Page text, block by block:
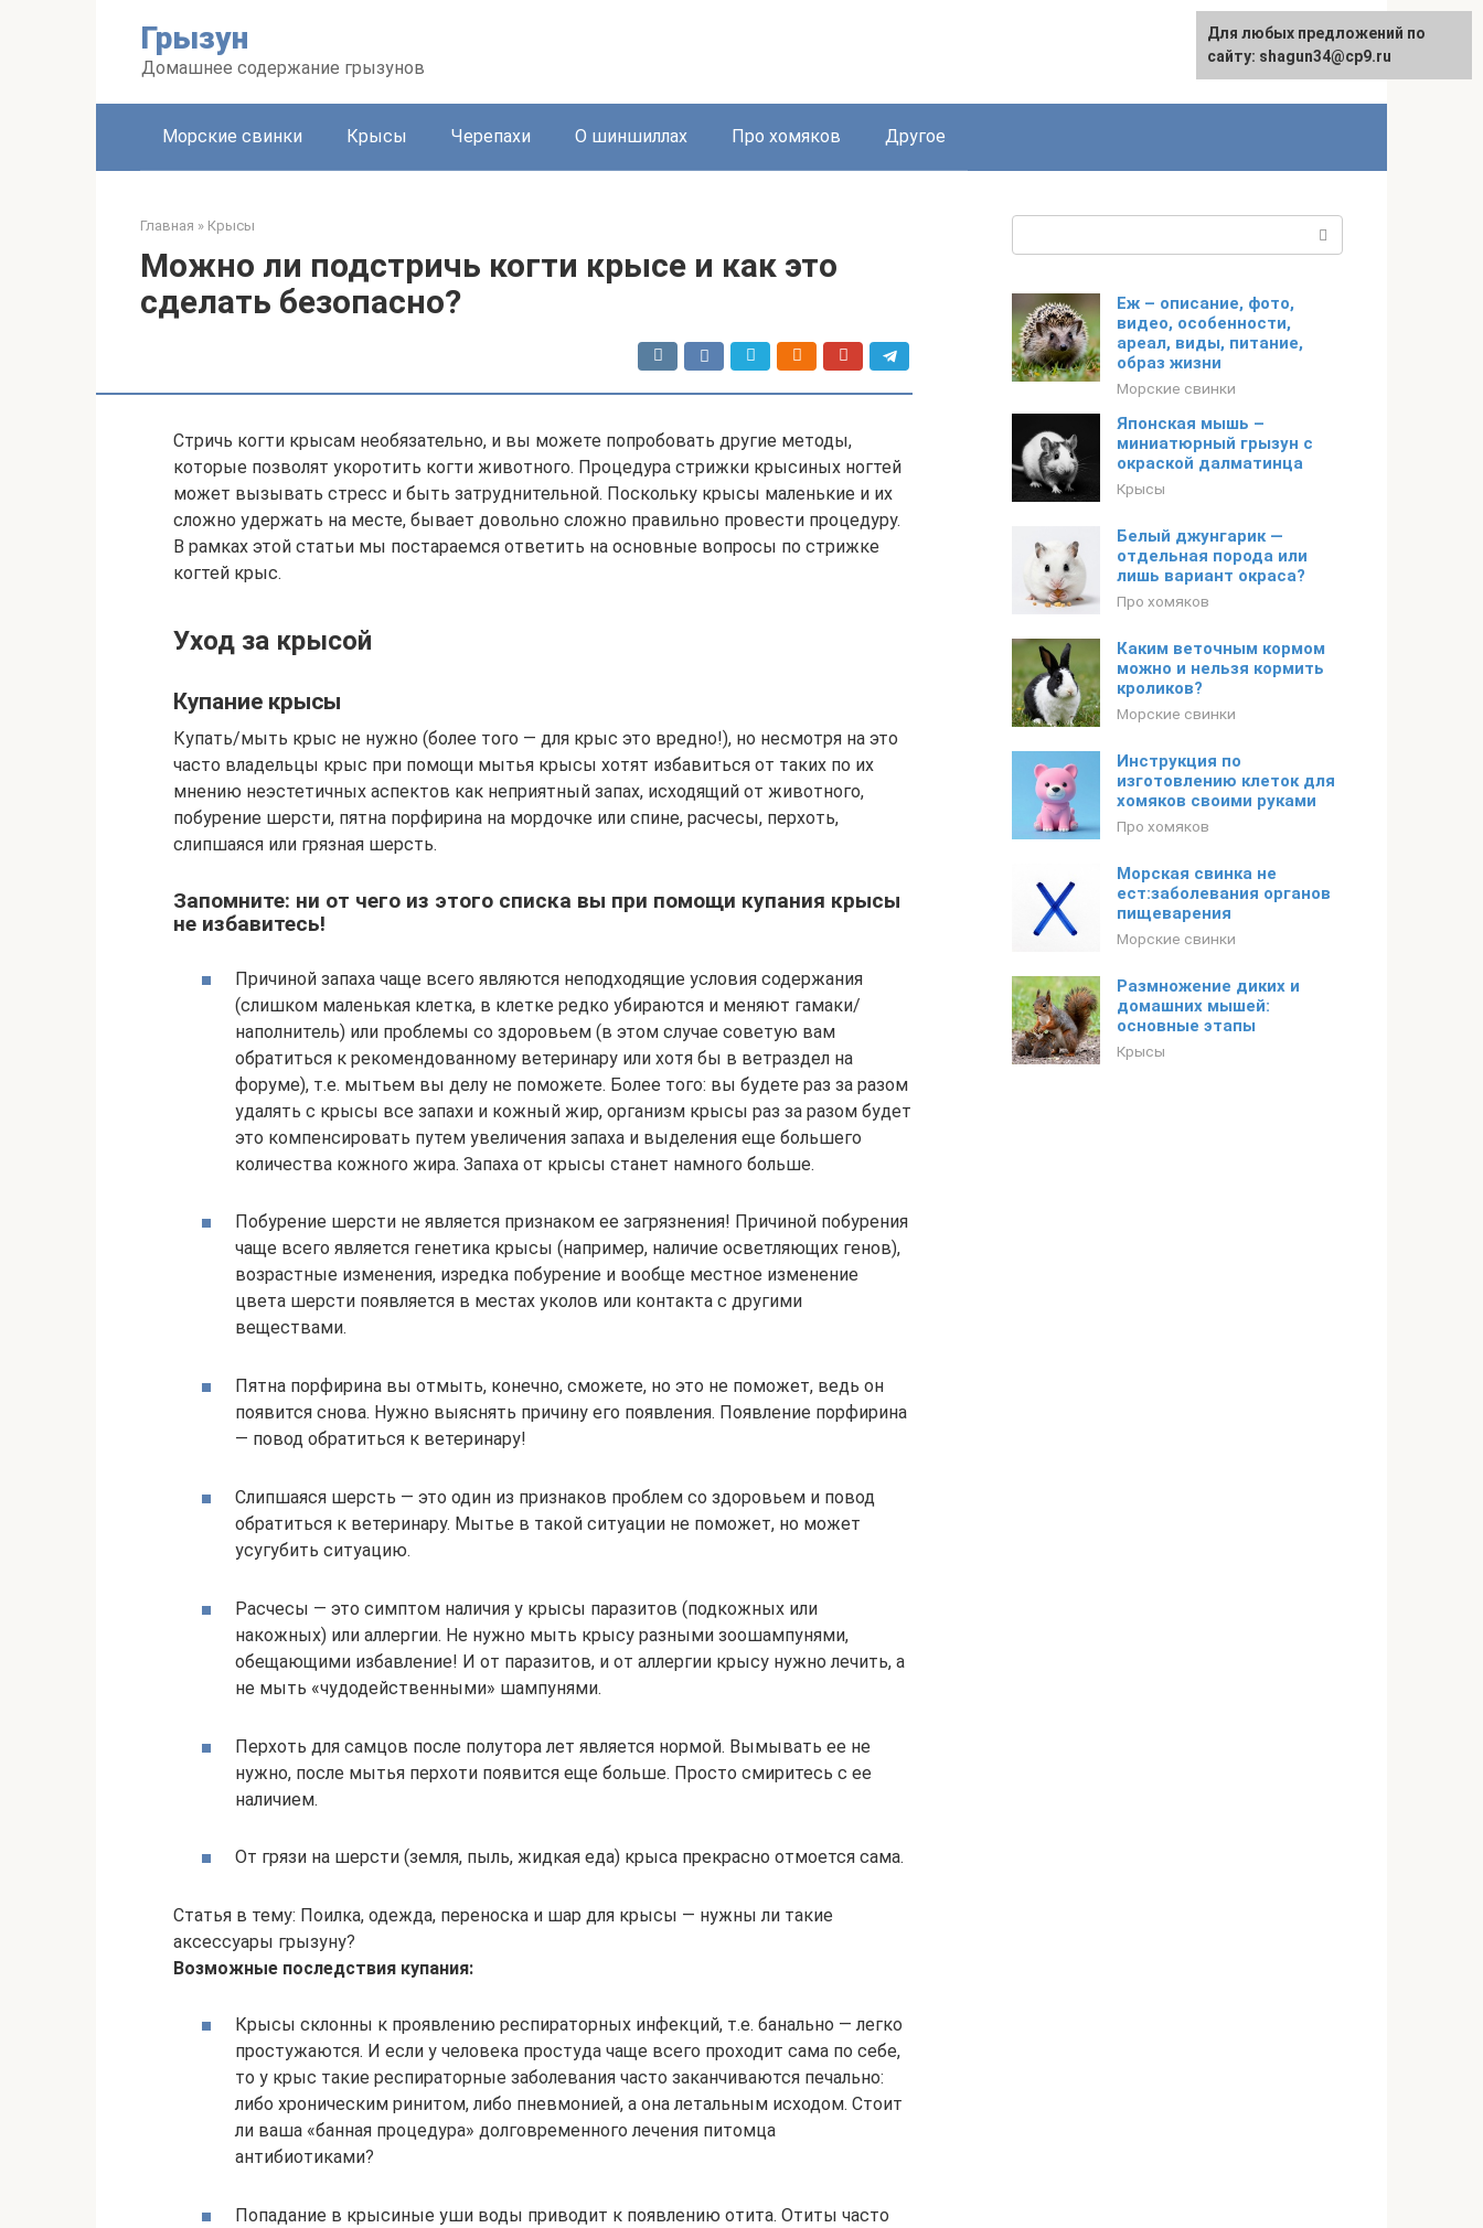
Грызун
Домашнее содержание грызунов
Морские свинки Крысы Черепахи О шиншиллах Про хомяков Другое
Главная » Крысы
Можно ли подстричь когти крысе и как это
сделать безопасно?
Стричь когти крысам необязательно, и вы можете попробовать другие методы,
которые позволят укоротить когти животного. Процедура стрижки крысиных ногтей
может вызывать стресс и быть затруднительной. Поскольку крысы маленькие и их
сложно удержать на месте, бывает довольно сложно правильно провести процедуру.
В рамках этой статьи мы постараемся ответить на основные вопросы по стрижке
когтей крыс.
Уход за крысой
Купание крысы
Купать/мыть крыс не нужно (более того — для крыс это вредно!), но несмотря на это
часто владельцы крыс при помощи мытья крысы хотят избавиться от таких по их
мнению неэстетичных аспектов как неприятный запах, исходящий от животного,
побурение шерсти, пятна порфирина на мордочке или спине, расчесы, перхоть,
слипшаяся или грязная шерсть.
Запомните: ни от чего из этого списка вы при помощи купания крысы
не избавитесь!
Причиной запаха чаще всего являются неподходящие условия содержания
(слишком маленькая клетка, в клетке редко убираются и меняют гамаки/
наполнитель) или проблемы со здоровьем (в этом случае советую вам
обратиться к рекомендованному ветеринару или хотя бы в ветраздел на
форуме), т.е. мытьем вы делу не поможете. Более того: вы будете раз за разом
удалять с крысы все запахи и кожный жир, организм крысы раз за разом будет
это компенсировать путем увеличения запаха и выделения еще большего
количества кожного жира. Запаха от крысы станет намного больше.
Побурение шерсти не является признаком ее загрязнения! Причиной побурения
чаще всего является генетика крысы (например, наличие осветляющих генов),
возрастные изменения, изредка побурение и вообще местное изменение
цвета шерсти появляется в местах уколов или контакта с другими
веществами.
Пятна порфирина вы отмыть, конечно, сможете, но это не поможет, ведь он
появится снова. Нужно выяснять причину его появления. Появление порфирина
— повод обратиться к ветеринару!
Слипшаяся шерсть — это один из признаков проблем со здоровьем и повод
обратиться к ветеринару. Мытье в такой ситуации не поможет, но может
усугубить ситуацию.
Расчесы — это симптом наличия у крысы паразитов (подкожных или
накожных) или аллергии. Не нужно мыть крысу разными зоошампунями,
обещающими избавление! И от паразитов, и от аллергии крысу нужно лечить, а
не мыть «чудодейственными» шампунями.
Перхоть для самцов после полутора лет является нормой. Вымывать ее не
нужно, после мытья перхоти появится еще больше. Просто смиритесь с ее
наличием.
От грязи на шерсти (земля, пыль, жидкая еда) крыса прекрасно отмоется сама.
Статья в тему: Поилка, одежда, переноска и шар для крысы — нужны ли такие
аксессуары грызуну?
Возможные последствия купания:
Крысы склонны к проявлению респираторных инфекций, т.е. банально — легко
простужаются. И если у человека простуда чаще всего проходит сама по себе,
то у крыс такие респираторные заболевания часто заканчиваются печально:
либо хроническим ринитом, либо пневмонией, а она летальным исходом. Стоит
ли ваша «банная процедура» долговременного лечения питомца
антибиотиками?
Попадание в крысиные уши воды приводит к появлению отита. Отиты часто
Еж – описание, фото,
видео, особенности,
ареал, виды, питание,
образ жизни
Морские свинки
Японская мышь –
миниатюрный грызун с
окраской далматинца
Крысы
Белый джунгарик —
отдельная порода или
лишь вариант окраса?
Про хомяков
Каким веточным кормом
можно и нельзя кормить
кроликов?
Морские свинки
Инструкция по
изготовлению клеток для
хомяков своими руками
Про хомяков
Морская свинка не
ест:заболевания органов
пищеварения
Морские свинки
Размножение диких и
домашних мышей:
основные этапы
Крысы
Для любых предложений по
сайту: shagun34@cp9.ru